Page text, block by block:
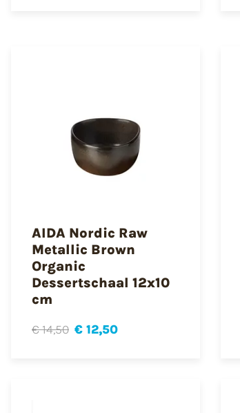
AIDA Nordic Raw
Metallic Brown
Organic
Dessertschaal 12x10
cm
€ 14,50 € 12,50